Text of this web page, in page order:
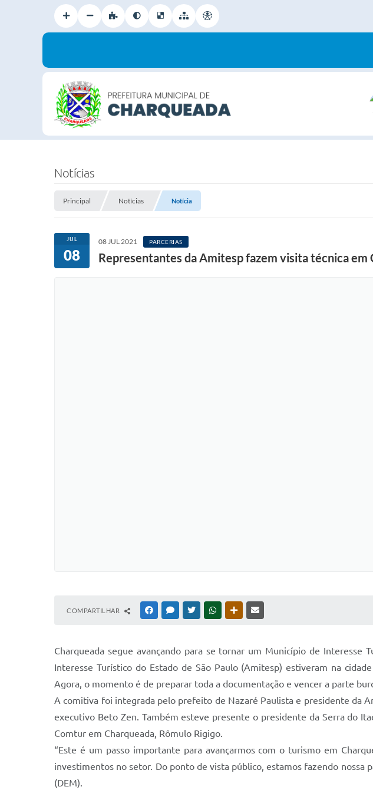
Notícias
Principal Notícias Notícia
JUL
08
08 JUL 2021 PARCERIAS
Representantes da Amitesp fazem visita técnica em
COMPARTILHAR FACEBOOKMESSENGER
TWITTERWHATSAPPOUTRAS MÍDIAS
Charqueada segue avançando para se tornar um Município de Interesse
Interesse Turístico do Estado de São Paulo (Amitesp) estiveram na
Agora, o momento é de preparar toda a documentação e vencer a parte
A comitiva foi integrada pelo prefeito de Nazaré Paulista e presidente da
executivo Beto Zen. Também esteve presente o presidente da Serra do
Comtur em Charqueada, Rômulo Rigigo.
“Este é um passo importante para avançarmos com o turismo em
investimentos no setor. Do ponto de vista público, estamos fazendo
(DEM).